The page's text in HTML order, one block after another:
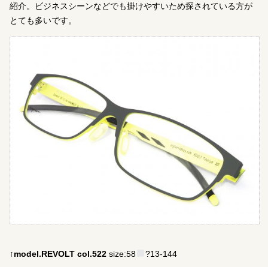
紹介。ビジネスシーンなどでも掛けやすいため探されている方が
とても多いです。
↑model.REVOLT col.522 size:58 ?13-144